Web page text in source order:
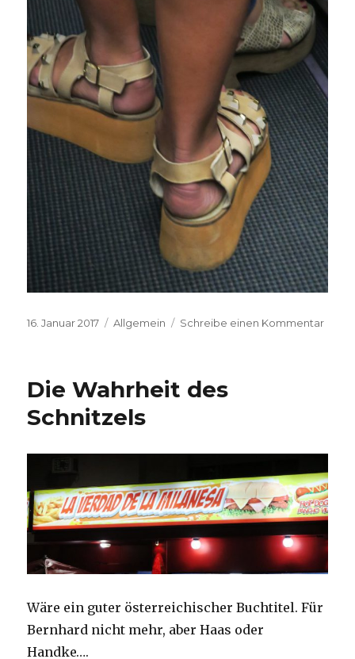
Veröffentlicht
16. Januar 2017 Kategorien
Allgemein Schreibe einen Kommentarzu
Die Wahrheit des
Schnitzels
Wäre ein guter österreichischer Buchtitel. Für
Bernhard nicht mehr, aber Haas oder
Handke….